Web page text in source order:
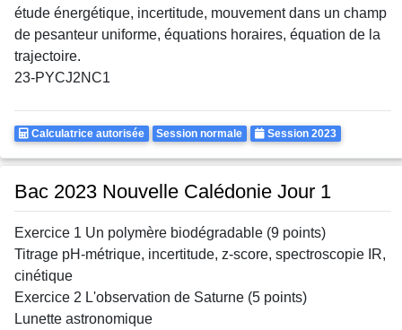
étude énergétique, incertitude, mouvement dans un champ
de pesanteur uniforme, équations horaires, équation de la
trajectoire.
23-PYCJ2NC1
Calculatrice
Calculatrice autorisée Rattrapages
Session normale Annee
Session 2023
Bac 2023 Nouvelle Calédonie Jour 1
Exercice 1 Un polymère biodégradable (9 points)
Titrage pH-métrique, incertitude, z-score, spectroscopie IR,
cinétique
Exercice 2 L'observation de Saturne (5 points)
Lunette astronomique